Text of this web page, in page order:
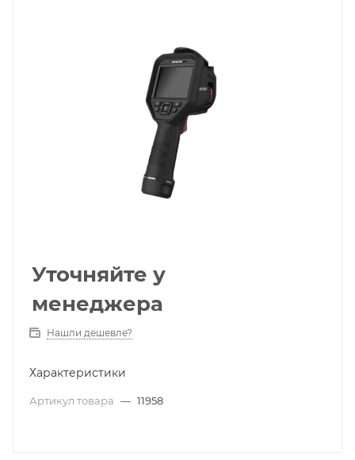
Уточняйте у
менеджера
Нашли дешевле?
Характеристики
Артикул товара — 11958